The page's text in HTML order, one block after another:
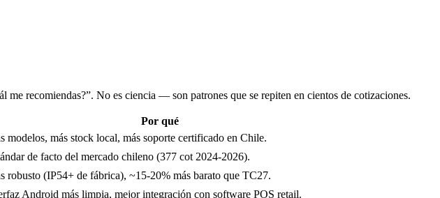
recomiendas?”. No es ciencia — son patrones que se repiten en cientos de cotizaciones.
Por qué
modelos, más stock local, más soporte certificado en Chile.
de facto del mercado chileno (377 cot 2024-2026).
robusto (IP54+ de fábrica), ~15-20% más barato que TC27.
Android más limpia, mejor integración con software POS retail.